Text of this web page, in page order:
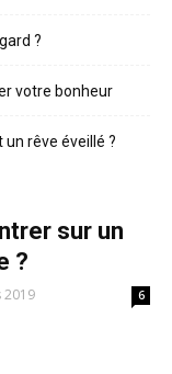
?
votre bonheur
rêve éveillé ?
sur un
?
2019 6